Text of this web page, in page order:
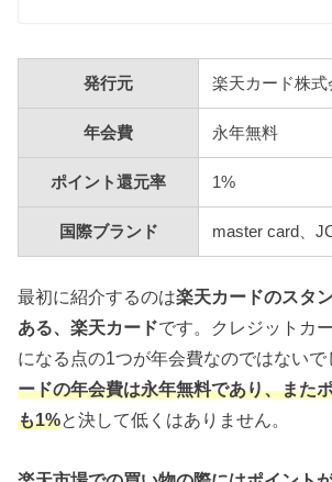
発行元 楽天カード株式
年会費 永年無料
ポイント還元率 1%
国際ブランド master card、
最初に紹介するのは楽天カードのスタ
ある、楽天カードです。クレジットカ
になる点の1つが年会費なのではない
ードの年会費は永年無料であり、また
も1%と決して低くはありません。